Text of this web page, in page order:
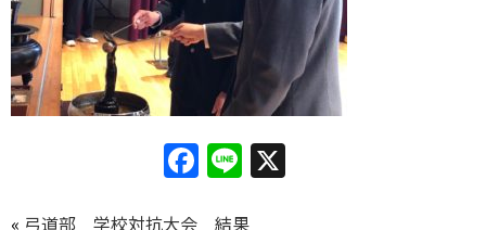
Facebook
Line
« 弓道部 学校対抗大会 結果